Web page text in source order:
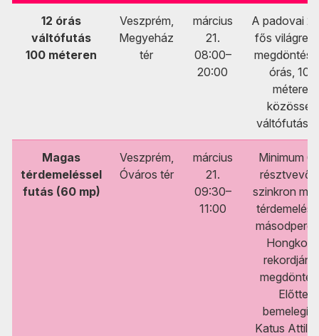
12 órás
váltófutás
100 méteren
Veszprém,
Megyeház
tér
március
21.
08:00–
20:00
A padovai
fős
megdöntése
órás, 100
méteres
közösségi
Magas
térdemeléssel
futás (60 mp)
Veszprém,
Óváros tér
március
21.
09:30–
11:00
Minimum
szinkron
térdemelés
Előtte
Katus